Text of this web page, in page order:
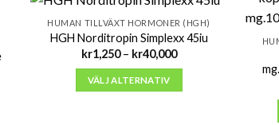
HUMAN TILLVÄXT HORMONER (HGH)
HGH Norditropin Simplexx 45iu
kr1,250 – kr40,000Prisintervall:
VÄLJ ALTERNATIV